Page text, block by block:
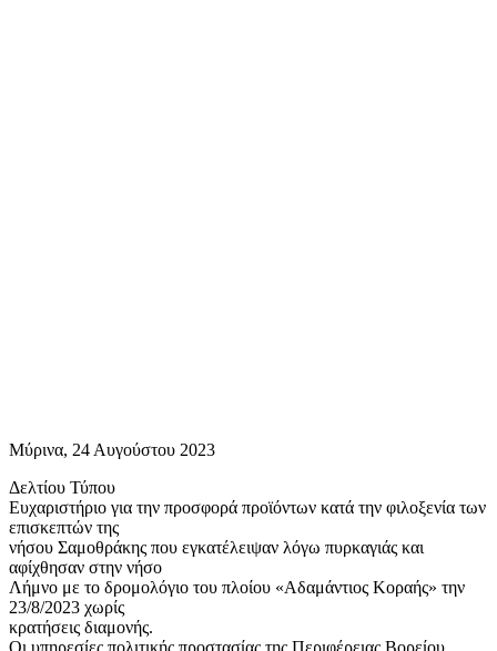
Μύρινα, 24 Αυγούστου 2023
Δελτίου Τύπου
Ευχαριστήριο για την προσφορά προϊόντων κατά την φιλοξενία των
επισκεπτών της
νήσου Σαμοθράκης που εγκατέλειψαν λόγω πυρκαγιάς και
αφίχθησαν στην νήσο
Λήμνο με το δρομολόγιο του πλοίου «Αδαμάντιος Κοραής» την
23/8/2023 χωρίς
κρατήσεις διαμονής.
Οι υπηρεσίες πολιτικής προστασίας της Περιφέρειας Βορείου